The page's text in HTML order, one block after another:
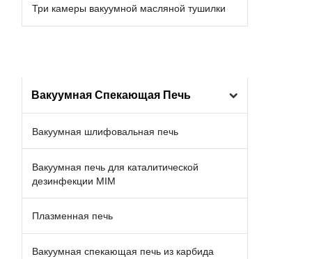
Три камеры вакуумной масляной тушилки
Вакуумная Спекающая Печь
Вакуумная шлифовальная печь
Вакуумная печь для каталитической
дезинфекции MIM
Плазменная печь
Вакуумная спекающая печь из карбида